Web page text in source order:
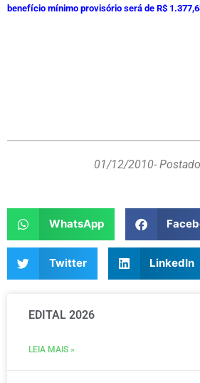
benefício mínimo provisório será de R$
01/12/2010-
WhatsApp
Twitter LinkedIn
EDITAL 2026
LEIA MAIS »